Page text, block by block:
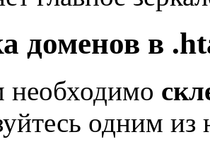
доменов в
необходимо
одним